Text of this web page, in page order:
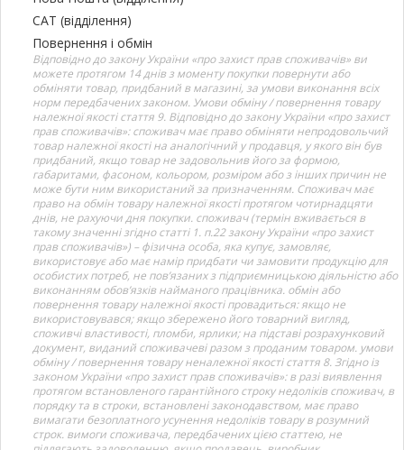
САТ (відділення)
Повернення і обмін
Відповідно до закону України «про захист прав споживачів» ви
можете протягом 14 днів з моменту покупки повернути або
обміняти товар, придбаний в магазині, за умови виконання всіх
норм передбачених законом. Умови обміну / повернення товару
належної якості стаття 9. Відповідно до закону України «про захист
прав споживачів»: споживач має право обміняти непродовольчий
товар належної якості на аналогічний у продавця, у якого він був
придбаний, якщо товар не задовольнив його за формою,
габаритами, фасоном, кольором, розміром або з інших причин не
може бути ним використаний за призначенням. Споживач має
право на обмін товару належної якості протягом чотирнадцяти
днів, не рахуючи дня покупки. споживач (термін вживається в
такому значенні згідно статті 1. п.22 закону України «про захист
прав споживачів») – фізична особа, яка купує, замовляє,
використовує або має намір придбати чи замовити продукцію для
особистих потреб, не пов’язаних з підприємницькою діяльністю або
виконанням обов’язків найманого працівника. обмін або
повернення товару належної якості провадиться: якщо не
використовувався; якщо збережено його товарний вигляд,
споживчі властивості, пломби, ярлики; на підставі розрахунковий
документ, виданий споживачеві разом з проданим товаром. умови
обміну / повернення товару неналежної якості стаття 8. Згідно із
законом України «про захист прав споживачів»: в разі виявлення
протягом встановленого гарантійного строку недоліків споживач, в
порядку та в строки, встановлені законодавством, має право
вимагати безоплатного усунення недоліків товару в розумний
строк. вимоги споживача, передбачених цією статтею, не